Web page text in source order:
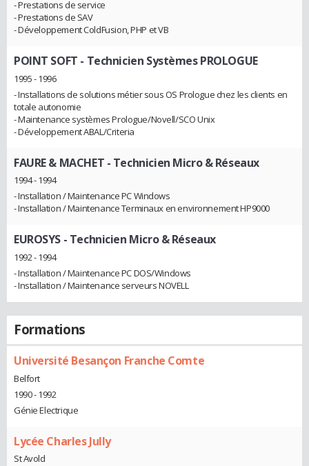
- Prestations de service
- Prestations de SAV
- Développement ColdFusion, PHP et VB
POINT SOFT - Technicien Systèmes PROLOGUE
1995 - 1996
- Installations de solutions métier sous OS Prologue chez les clients en
totale autonomie
- Maintenance systèmes Prologue/Novell/SCO Unix
- Développement ABAL/Criteria
FAURE & MACHET - Technicien Micro & Réseaux
1994 - 1994
- Installation / Maintenance PC Windows
- Installation / Maintenance Terminaux en environnement HP9000
EUROSYS - Technicien Micro & Réseaux
1992 - 1994
- Installation / Maintenance PC DOS/Windows
- Installation / Maintenance serveurs NOVELL
Formations
Université Besançon Franche Comte
Belfort
1990 - 1992
Génie Electrique
Lycée Charles Jully
St Avold